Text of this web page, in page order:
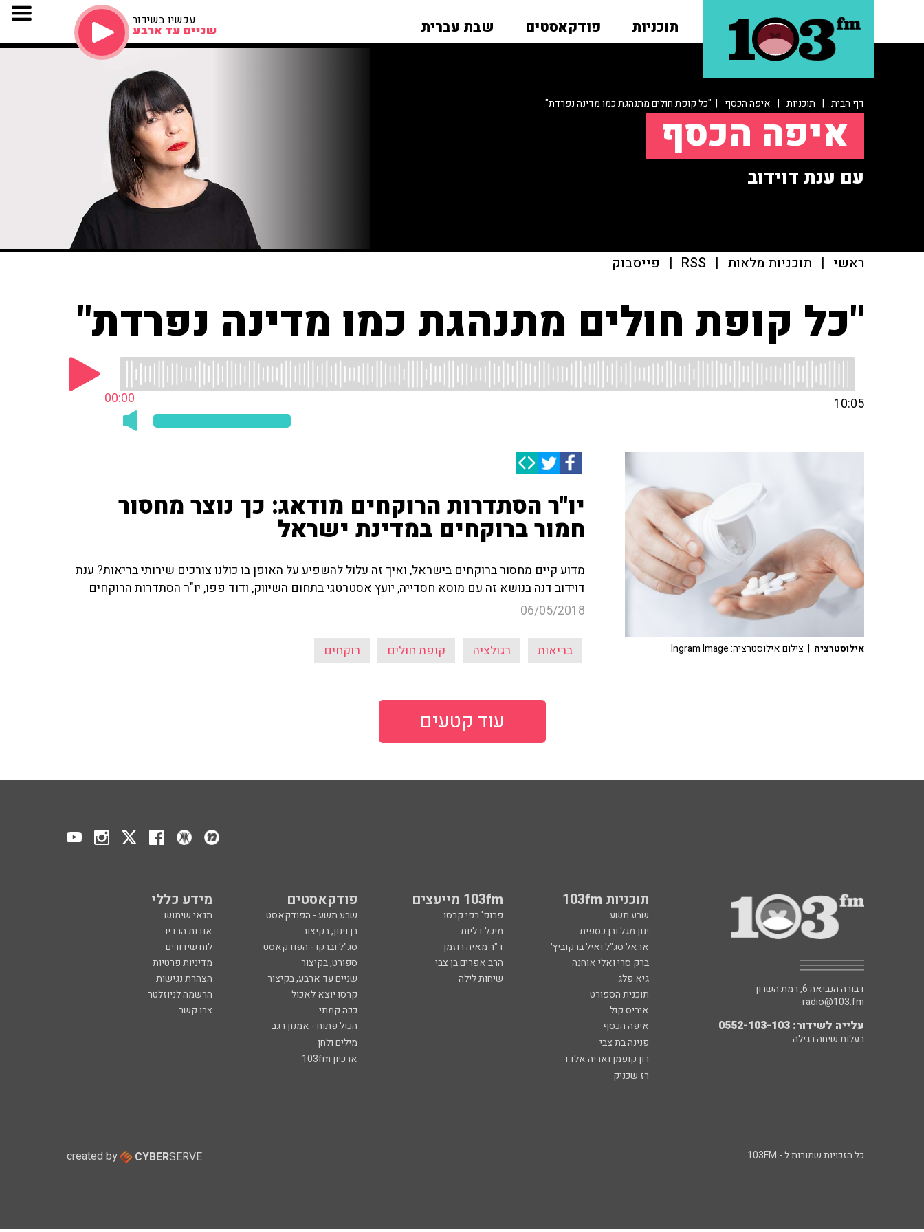
תוכניות פודקאסטים שבת עברית עכשיו בשידור
שניים עד ארבע
דף הבית | תוכניות | איפה הכסף | "כל קופת חולים מתנהגת כמו מדינה נפרדת"
איפה הכסף
עם ענת דוידוב
ראשי | תוכניות מלאות |
RSS
| פייסבוק
"כל קופת חולים מתנהגת כמו מדינה נפרדת"
00:00 10:05
יו"ר הסתדרות הרוקחים מודאג: כך נוצר מחסור
חמור ברוקחים במדינת ישראל
מדוע קיים מחסור ברוקחים בישראל, ואיך זה עלול להשפיע על האופן בו כולנו צורכים שירותי בריאות? ענת
דוידוב דנה בנושא זה עם מוסא חסדייה, יועץ אסטרטגי בתחום השיווק, ודוד פפו, יו"ר הסתדרות הרוקחים
06/05/2018
בריאות רגולציה קופת חולים רוקחים אילוסטרציה | צילום אילוסטרציה: Ingram Image
עוד קטעים
תוכניות 103fm 103fm מייעצים פודקאסטים מידע כללי
שבע תשע פרופ' רפי קרסו שבע תשע - הפודקאסט
תנאי שימוש
ינון מגל ובן כספית
מיכל דליות בן וינון, בקיצור
אודות הרדיו
אראל סג"ל ואיל ברקוביץ'
ד"ר מאיה רוזמן סג"ל וברקו - הפודקאסט
לוח שידורים
ברק סרי ואלי אוחנה
הרב אפרים בן צבי ספורט, בקיצור
מדיניות פרטיות
גיא פלג
שיחות לילה שניים עד ארבע, בקיצור
הצהרת נגישות
תוכנית הספורט
קרסו יוצא לאכול
הרשמה לניוזלטר
איריס קול
ככה קמתי
צרו קשר
איפה הכסף
הכול פתוח - אמנון רגב
פנינה בת צבי
מילים ולחן
רון קופמן ואריה אלדד
ארכיון 103fm
רז שכניק
דבורה הנביאה 6, רמת השרון
radio@103.fm
עלייה לשידור: 0552-103-103
בעלות שיחה רגילה
כל הזכויות שמורות ל - 103FM created by CYBERSERVE